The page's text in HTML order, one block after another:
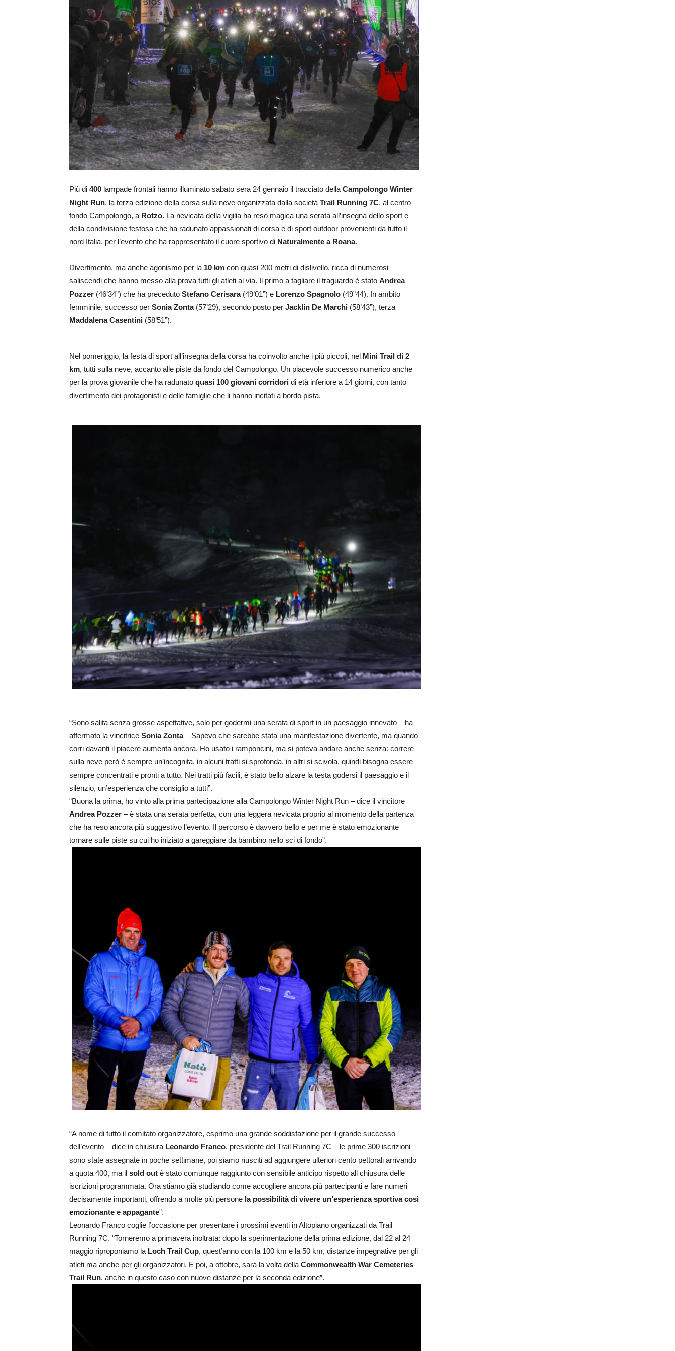
Più di 400 lampade frontali hanno illuminato sabato sera 24 gennaio il tracciato della Campolongo Winter
Night Run, la terza edizione della corsa sulla neve organizzata dalla società Trail Running 7C, al centro
fondo Campolongo, a Rotzo. La nevicata della vigilia ha reso magica una serata all’insegna dello sport e
della condivisione festosa che ha radunato appassionati di corsa e di sport outdoor provenienti da tutto il
nord Italia, per l’evento che ha rappresentato il cuore sportivo di Naturalmente a Roana.
Divertimento, ma anche agonismo per la 10 km con quasi 200 metri di dislivello, ricca di numerosi
saliscendi che hanno messo alla prova tutti gli atleti al via. Il primo a tagliare il traguardo è stato Andrea
Pozzer (46’34”) che ha preceduto Stefano Cerisara(49’01”) e Lorenzo Spagnolo (49”44). In ambito
femminile, successo per Sonia Zonta(57’29), secondo posto per Jacklin De Marchi (58’43”), terza
Maddalena Casentini (58’51”).
Nel pomeriggio, la festa di sport all’insegna della corsa ha coinvolto anche i più piccoli, nel Mini Trail di 2
km, tutti sulla neve, accanto alle piste da fondo del Campolongo. Un piacevole successo numerico anche
per la prova giovanile che ha radunato quasi 100 giovani corridori di età inferiore a 14 giorni, con tanto
divertimento dei protagonisti e delle famiglie che li hanno incitati a bordo pista.
“Sono salita senza grosse aspettative, solo per godermi una serata di sport in un paesaggio innevato – ha
affermato la vincitrice Sonia Zonta– Sapevo che sarebbe stata una manifestazione divertente, ma quando
corri davanti il piacere aumenta ancora. Ho usato i ramponcini, ma si poteva andare anche senza: correre
sulla neve però è sempre un’incognita, in alcuni tratti si sprofonda, in altri si scivola, quindi bisogna essere
sempre concentrati e pronti a tutto. Nei tratti più facili, è stato bello alzare la testa godersi il paesaggio e il
silenzio, un’esperienza che consiglio a tutti”.
“Buona la prima, ho vinto alla prima partecipazione alla Campolongo Winter Night Run – dice il vincitore
Andrea Pozzer – è stata una serata perfetta, con una leggera nevicata proprio al momento della partenza
che ha reso ancora più suggestivo l’evento. Il percorso è davvero bello e per me è stato emozionante
tornare sulle piste su cui ho iniziato a gareggiare da bambino nello sci di fondo”.
“A nome di tutto il comitato organizzatore, esprimo una grande soddisfazione per il grande successo
dell’evento – dice in chiusura Leonardo Franco, presidente del Trail Running 7C – le prime 300 iscrizioni
sono state assegnate in poche settimane, poi siamo riusciti ad aggiungere ulteriori cento pettorali arrivando
a quota 400, ma il sold out è stato comunque raggiunto con sensibile anticipo rispetto all chiusura delle
iscrizioni programmata. Ora stiamo già studiando come accogliere ancora più partecipanti e fare numeri
decisamente importanti, offrendo a molte più persone la possibilità di vivere un’esperienza sportiva così
emozionante e appagante”.
Leonardo Franco coglie l’occasione per presentare i prossimi eventi in Altopiano organizzati da Trail
Running 7C. “Torneremo a primavera inoltrata: dopo la sperimentazione della prima edizione, dal 22 al 24
maggio riproponiamo la Loch Trail Cup, quest’anno con la 100 km e la 50 km, distanze impegnative per gli
atleti ma anche per gli organizzatori. E poi, a ottobre, sarà la volta della Commonwealth War Cemeteries
Trail Run, anche in questo caso con nuove distanze per la seconda edizione”.